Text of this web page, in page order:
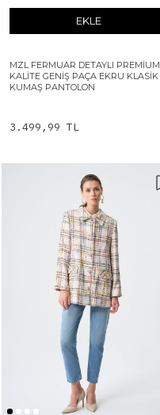
EKLE
MZL FERMUAR DETAYLI PREMIUM
KALITE GENIŞ PAÇA EKRU KLASIK
KUMAŞ PANTOLON
3.499,99 TL